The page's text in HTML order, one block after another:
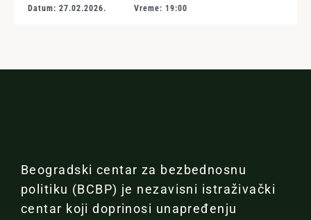
Datum: 27.02.2026. Vreme: 19:00
Beogradski centar za bezbednosnu
politiku (BCBP) je nezavisni istraživački
centar koji doprinosi unapređenju